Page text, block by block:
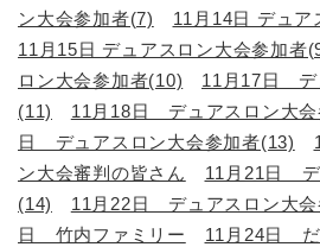
ン大会参加者(7)
11月14日 デュア
11月15日 デュアスロン大会参加者
ロン大会参加者(10)
11月17日 デ
(11)
11月18日 デュアスロン大会
日 デュアスロン大会参加者(13)
ン大会審判の皆さん
11月21日 デ
(14)
11月22日 デュアスロン大会
日 竹内ファミリー
11月24日 だ